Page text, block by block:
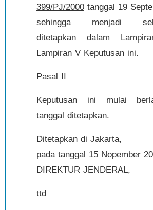
399/PJ/2000 tanggal 19
sehingga menjadi
ditetapkan dalam
Lampiran V Keputusan ini.
Pasal II
Keputusan ini mulai
tanggal ditetapkan.
Ditetapkan di Jakarta,
pada tanggal 15 Nopember
DIREKTUR JENDERAL,
ttd